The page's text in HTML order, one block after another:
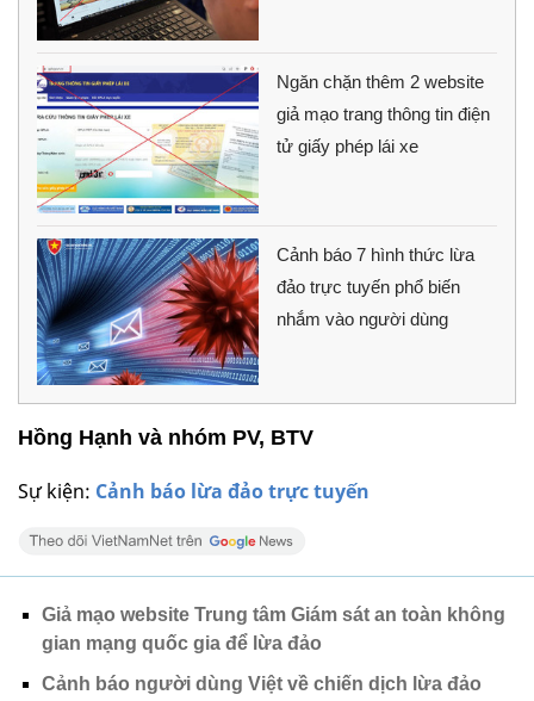
Sự kiện: Cảnh báo lừa đảo trực tuyến
Ngăn chặn thêm 2 website
giả mạo trang thông tin điện
tử giấy phép lái xe
Cảnh báo 7 hình thức lừa
đảo trực tuyến phổ biến
nhắm vào người dùng
Hồng Hạnh và nhóm PV, BTV
Giả mạo website Trung tâm Giám sát an toàn không
gian mạng quốc gia để lừa đảo
Cảnh báo người dùng Việt về chiến dịch lừa đảo